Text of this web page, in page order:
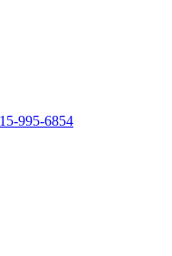
995-6854